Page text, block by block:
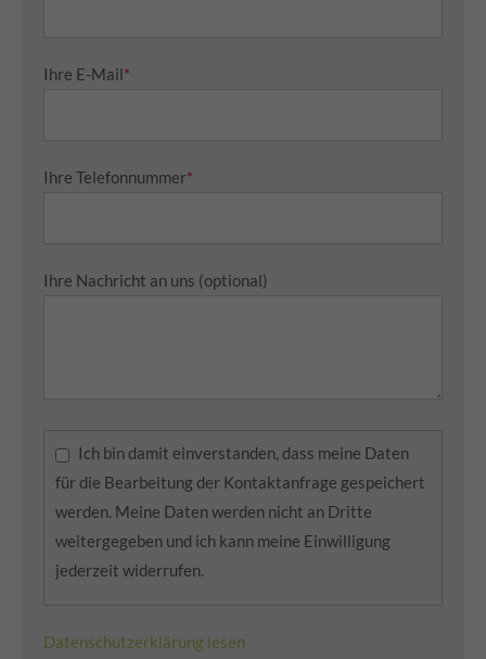
Ihre E-Mail*
Ihre Telefonnummer*
Ihre Nachricht an uns (optional)
Ich bin damit einverstanden, dass meine Daten
für die Bearbeitung der Kontaktanfrage gespeichert
werden. Meine Daten werden nicht an Dritte
weitergegeben und ich kann meine Einwilligung
jederzeit widerrufen.
Datenschutzerklärung lesen